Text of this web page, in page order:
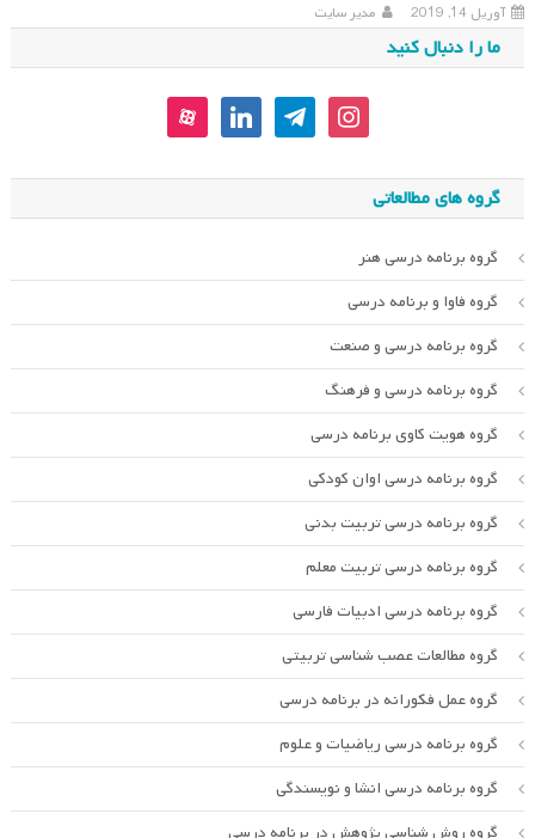
آوریل 14, 2019 مدیر سایت
ما را دنبال کنید
instagram
telegram
linkedin
aparat
گروه های مطالعاتی
گروه برنامه درسی هنر
گروه فاوا و برنامه درسی
گروه برنامه درسی و صنعت
گروه برنامه درسی و فرهنگ
گروه هویت کاوی برنامه درسی
گروه برنامه درسی اوان کودکی
گروه برنامه درسی تربیت بدنی
گروه برنامه درسی تربیت معلم
گروه برنامه درسی ادبیات فارسی
گروه مطالعات عصب شناسی تربیتی
گروه عمل فکورانه در برنامه درسی
گروه برنامه درسی ریاضیات و علوم
گروه برنامه درسی انشا و نویسندگی
گروه روش شناسی پژوهش در برنامه درسی